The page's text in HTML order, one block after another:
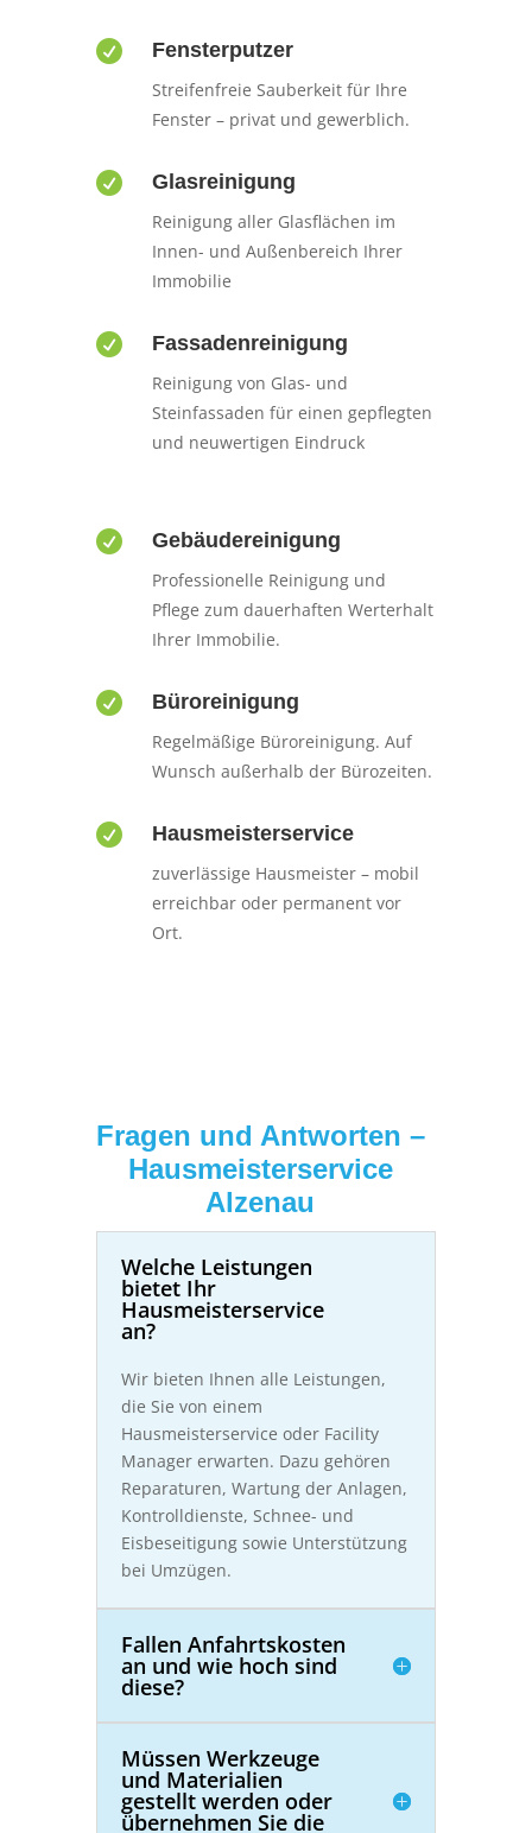
 Fensterputzer
Streifenfreie Sauberkeit für Ihre
Fenster – privat und gewerblich.
 Glasreinigung
Reinigung aller Glasflächen im
Innen- und Außenbereich Ihrer
Immobilie
 Fassadenreinigung
Reinigung von Glas- und
Steinfassaden für einen gepflegten
und neuwertigen Eindruck
 Gebäudereinigung
Professionelle Reinigung und
Pflege zum dauerhaften Werterhalt
Ihrer Immobilie.
 Büroreinigung
Regelmäßige Büroreinigung. Auf
Wunsch außerhalb der Bürozeiten.
 Hausmeisterservice
zuverlässige Hausmeister – mobil
erreichbar oder permanent vor
Ort.
Fragen und Antworten –
Hausmeisterservice
Alzenau
Welche Leistungen
bietet Ihr
Hausmeisterservice
an?
Wir bieten Ihnen alle Leistungen,
die Sie von einem
Hausmeisterservice oder Facility
Manager erwarten. Dazu gehören
Reparaturen, Wartung der Anlagen,
Kontrolldienste, Schnee- und
Eisbeseitigung sowie Unterstützung
bei Umzügen.
Fallen Anfahrtskosten
an und wie hoch sind
diese?
Müssen Werkzeuge
und Materialien
gestellt werden oder
übernehmen Sie die